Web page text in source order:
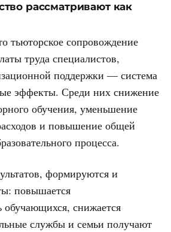
рассматривают как
тьюторское сопровождение
труда специалистов,
поддержки — система
эффекты. Среди них снижение
обучения, уменьшение
и повышение общей
процесса.
формируются и
повышается
обучающихся, снижается
службы и семьи получают